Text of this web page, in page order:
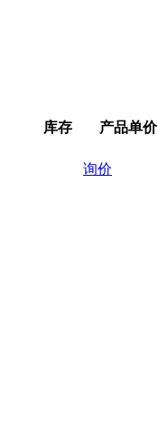
库存 产品单价
询价